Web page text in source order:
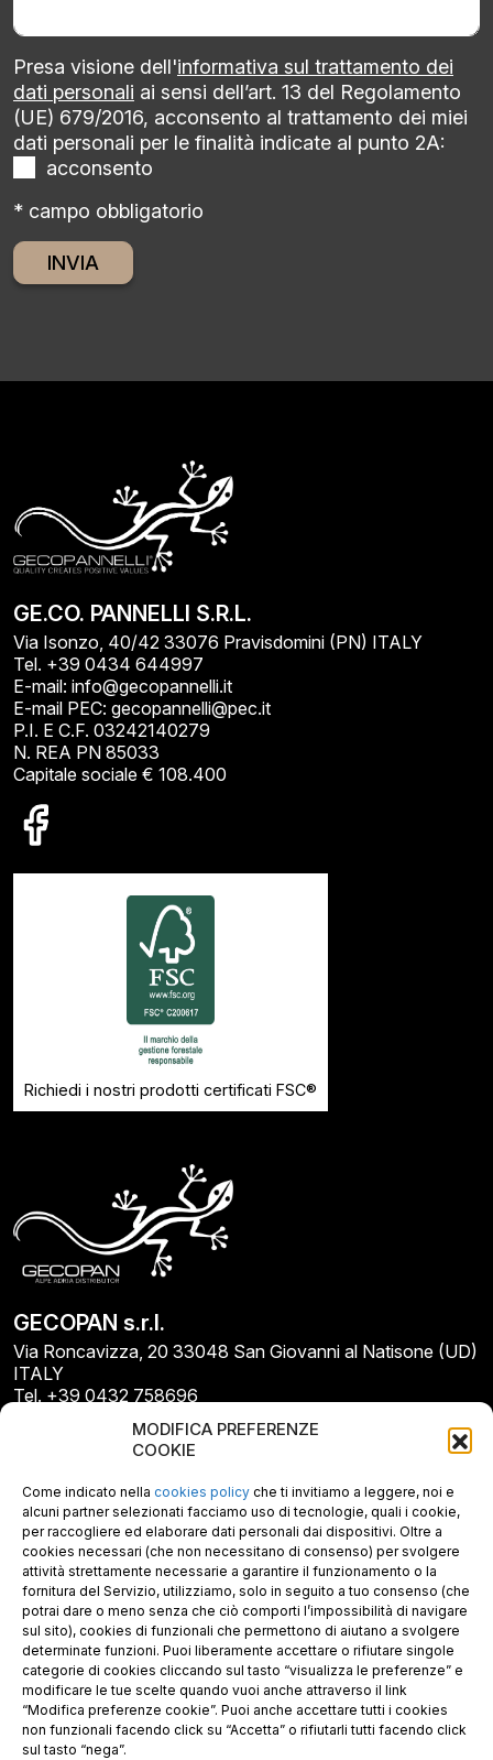
MODIFICA PREFERENZE
COOKIE
Come indicato nella cookies policy che ti invitiamo a leggere, noi e
alcuni partner selezionati facciamo uso di tecnologie, quali i cookie,
per raccogliere ed elaborare dati personali dai dispositivi. Oltre a
cookies necessari (che non necessitano di consenso) per svolgere
attività strettamente necessarie a garantire il funzionamento o la
fornitura del Servizio, utilizziamo, solo in seguito a tuo consenso (che
potrai dare o meno senza che ciò comporti l’impossibilità di navigare
sul sito), cookies di funzionali che permettono di aiutano a svolgere
determinate funzioni. Puoi liberamente accettare o rifiutare singole
categorie di cookies cliccando sul tasto “visualizza le preferenze” e
modificare le tue scelte quando vuoi anche attraverso il link
“Modifica preferenze cookie”. Puoi anche accettare tutti i cookies
non funzionali facendo click su “Accetta” o rifiutarli tutti facendo click
sul tasto “nega”.
Presa visione dell'informativa sul trattamento dei
dati personali ai sensi dell’art. 13 del Regolamento
(UE) 679/2016, acconsento al trattamento dei miei
dati personali per le finalità indicate al punto 2A:
acconsento
* campo obbligatorio
GE.CO. PANNELLI S.R.L.
Via Isonzo, 40/42 33076 Pravisdomini (PN) ITALY
Tel. +39 0434 644997
E-mail: info@gecopannelli.it
E-mail PEC: gecopannelli@pec.it
P.I. E C.F. 03242140279
N. REA PN 85033
Capitale sociale € 108.400
Richiedi i nostri prodotti certificati FSC®
GECOPAN s.r.l.
Via Roncavizza, 20 33048 San Giovanni al Natisone (UD)
ITALY
Tel. +39 0432 758696
E-mail PEC: gecopan@pec.it
P.I. E C.F. 02487660306
N. REA UD 264834
Capitale sociale € 30.000